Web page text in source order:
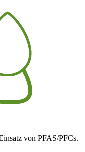
von PFAS/PFCs.